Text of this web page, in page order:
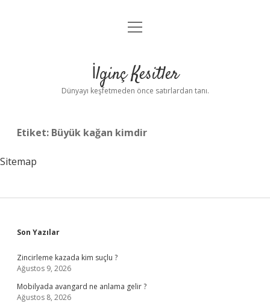
Anasayfa
Yasal Uyarı
menüyü
İlginç Kesitler
Dünyayı keşfetmeden önce satırlardan tanı.
Etiket: Büyük kağan kimdir
Sitemap
Sidebar
Son Yazılar
Zincirleme kazada kim suçlu ?
Ağustos 9, 2026
Mobilyada avangard ne anlama gelir ?
Ağustos 8, 2026